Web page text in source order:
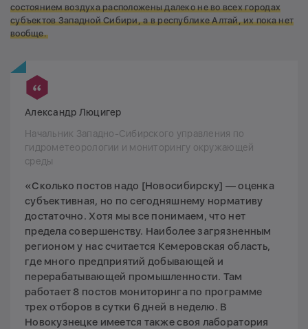
состоянием воздуха расположены далеко не во всех городах
субъектов Западной Сибири, а в республике Алтай, их пока нет
вообще.
Александр Люцигер
Начальник Западно-Сибирского управления по
гидрометеорологии и мониторингу окружающей
среды
«Сколько постов надо [Новосибирску] — оценка
субъективная, но по сегодняшнему нормативу
достаточно. Хотя мы все понимаем, что нет
предела совершенству. Наиболее загрязненным
регионом у нас считается Кемеровская область,
где много предприятий добывающей и
перерабатывающей промышленности. Там
работает 8 постов мониторинга по программе
трех отборов в сутки 6 дней в неделю. В
Новокузнецке имеется также своя лаборатория